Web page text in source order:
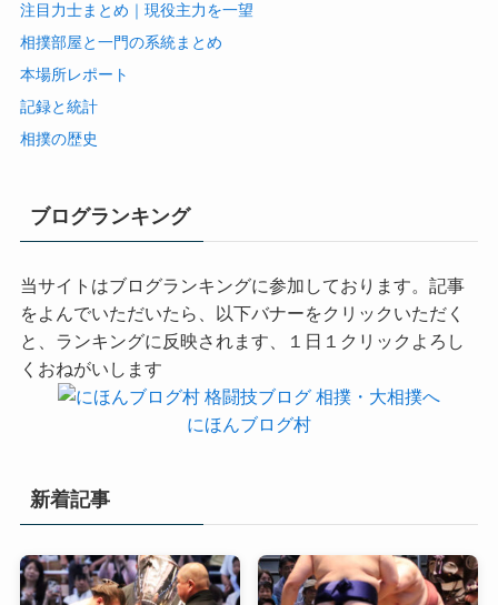
注目力士まとめ｜現役主力を一望
相撲部屋と一門の系統まとめ
本場所レポート
記録と統計
相撲の歴史
ブログランキング
当サイトはブログランキングに参加しております。記事
をよんでいただいたら、以下バナーをクリックいただく
と、ランキングに反映されます、１日１クリックよろし
くおねがいします
にほんブログ村
新着記事